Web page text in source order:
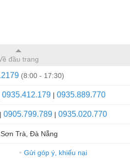
đầu trang
(8:00 - 17:30)
0935.412.179 | 0935.889.770
| 0905.799.789 | 0935.020.770
Trà, Đà Nẵng
● Gửi góp ý, khiếu nại